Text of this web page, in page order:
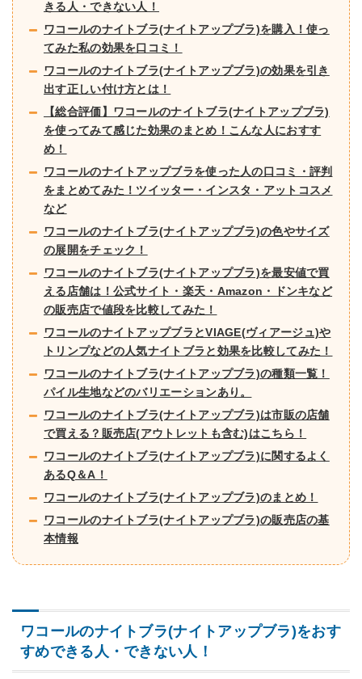
o
o
k
きる人・できない人！
ワコールのナイトブラ(ナイトアップブラ)を購入！使っ
てみた私の効果を口コミ！
ワコールのナイトブラ(ナイトアップブラ)の効果を引き
出す正しい付け方とは！
【総合評価】ワコールのナイトブラ(ナイトアップブラ)
を使ってみて感じた効果のまとめ！こんな人におすす
め！
ワコールのナイトアップブラを使った人の口コミ・評判
をまとめてみた！ツイッター・インスタ・アットコスメ
など
ワコールのナイトブラ(ナイトアップブラ)の色やサイズ
の展開をチェック！
ワコールのナイトブラ(ナイトアップブラ)を最安値で買
える店舗は！公式サイト・楽天・Amazon・ドンキなど
の販売店で値段を比較してみた！
ワコールのナイトアップブラとVIAGE(ヴィアージュ)や
トリンプなどの人気ナイトブラと効果を比較してみた！
ワコールのナイトブラ(ナイトアップブラ)の種類一覧！
パイル生地などのバリエーションあり。
ワコールのナイトブラ(ナイトアップブラ)は市販の店舗
で買える？販売店(アウトレットも含む)はこちら！
ワコールのナイトブラ(ナイトアップブラ)に関するよく
あるQ＆A！
ワコールのナイトブラ(ナイトアップブラ)のまとめ！
ワコールのナイトブラ(ナイトアップブラ)の販売店の基
本情報
ワコールのナイトブラ(ナイトアップブラ)をおす
すめできる人・できない人！